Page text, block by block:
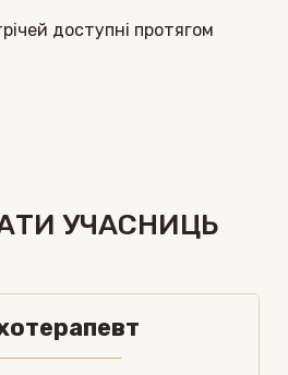
доступні протягом
УЧАСНИЦЬ